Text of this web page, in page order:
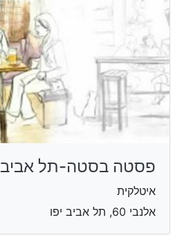
פסטה בסטה-תל אביב
איטלקית
אלנבי 60, תל אביב יפו